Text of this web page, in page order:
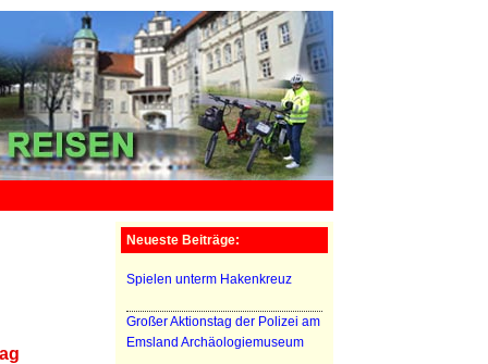
Neueste Beiträge:
Spielen unterm Hakenkreuz
Großer Aktionstag der Polizei am
Emsland Archäologiemuseum